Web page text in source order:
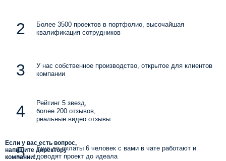
Более 3500 проектов в портфолио, высочайшая
квалификация сотрудников
У нас собственное производство, открытое для клиентов
компании
Рейтинг 5 звезд,
более 200 отзывов,
реальные видео отзывы
Еще до оплаты 6 человек с вами в чате работают и
доводят проект до идеала
Если у вас есть вопрос,
напишите директору
компании!